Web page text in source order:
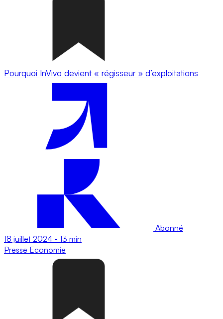
Pourquoi InVivo devient « régisseur » d’exploitations
Abonné
18 juillet 2024 - 13 min
Presse Economie